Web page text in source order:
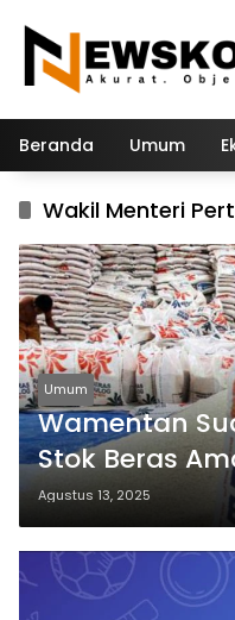
konten
Beranda Umum
Wakil Menteri
Umum
Wamentan
Stok Beras
“Panic Buying”
Agustus 13, 2025